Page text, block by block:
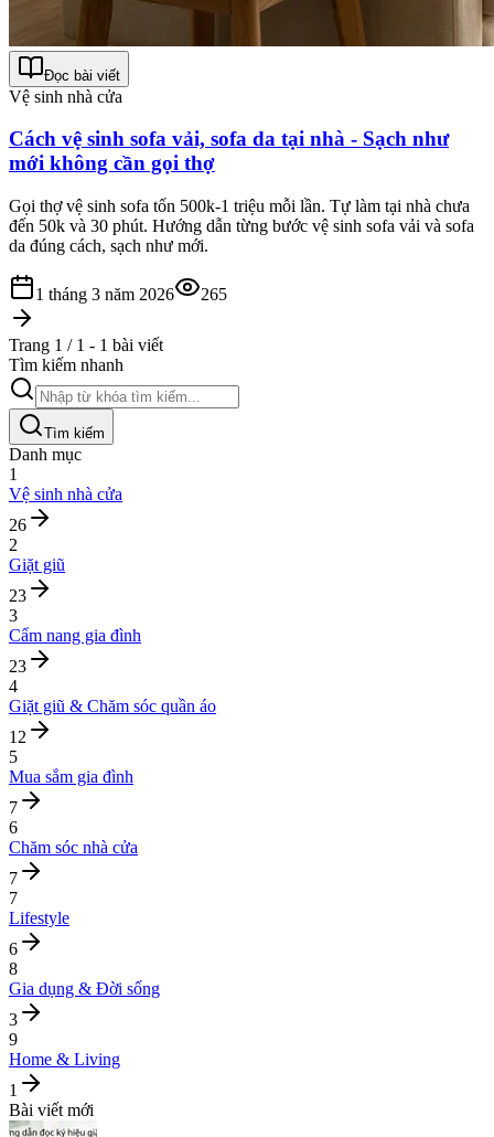
Đọc bài viết
Vệ sinh nhà cửa
Cách vệ sinh sofa vải, sofa da tại nhà - Sạch như
mới không cần gọi thợ
Gọi thợ vệ sinh sofa tốn 500k-1 triệu mỗi lần. Tự làm tại nhà chưa
đến 50k và 30 phút. Hướng dẫn từng bước vệ sinh sofa vải và sofa
da đúng cách, sạch như mới.
1 tháng 3 năm 2026 265
Trang 1 / 1 - 1 bài viết
Tìm kiếm nhanh
Tìm kiếm
Danh mục
1
Vệ sinh nhà cửa
26
2
Giặt giũ
23
3
Cẩm nang gia đình
23
4
Giặt giũ & Chăm sóc quần áo
12
5
Mua sắm gia đình
7
6
Chăm sóc nhà cửa
7
7
Lifestyle
6
8
Gia dụng & Đời sống
3
9
Home & Living
1
Bài viết mới